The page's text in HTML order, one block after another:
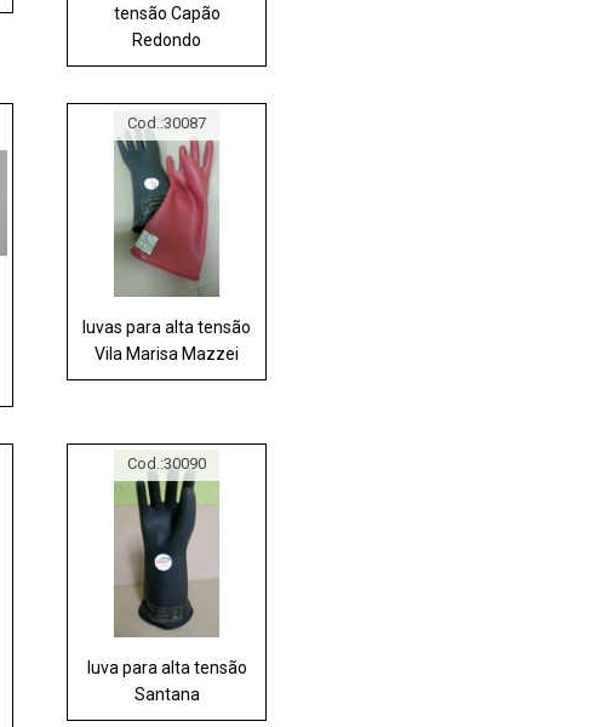
tensão Capão
Redondo
Cod.:30087
luvas para alta tensão
Vila Marisa Mazzei
Cod.:30090
luva para alta tensão
Santana